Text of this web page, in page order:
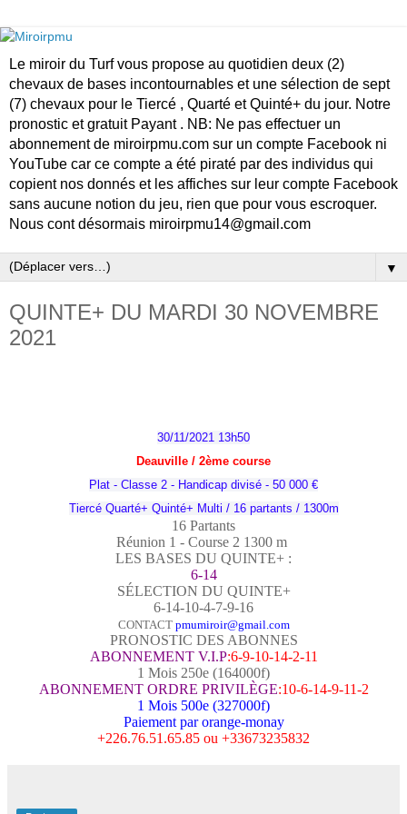
Le miroir du Turf vous propose au quotidien deux (2)
chevaux de bases incontournables et une sélection de sept
(7) chevaux pour le Tiercé , Quarté et Quinté+ du jour. Notre
pronostic et gratuit Payant . NB: Ne pas effectuer un
abonnement de miroirpmu.com sur un compte Facebook ni
YouTube car ce compte a été piraté par des individus qui
copient nos donnés et les affiches sur leur compte Facebook
sans aucune notion du jeu, rien que pour vous escroquer.
Nous cont désormais miroirpmu14@gmail.com
▼
QUINTE+ DU MARDI 30 NOVEMBRE
2021
30/11/2021 13h50
Deauville / 2ème course
Plat - Classe 2 - Handicap divisé - 50 000 €
Tiercé Quarté+ Quinté+ Multi / 16 partants / 1300m
16 Partants
Réunion 1 - Course 2 1300 m
LES BASES DU QUINTE+ :
6-14
SÉLECTION DU QUINTE+
6-14-10-4-7-9-16
CONTACT pmumiroir@gmail.com
PRONOSTIC DES ABONNES
ABONNEMENT V.I.P:6-9-10-14-2-11
1 Mois 250e (164000f)
ABONNEMENT ORDRE PRIVILÈGE:10-6-14-9-11-2
1 Mois 500e (327000f)
Paiement par orange-monay
+226.76.51.65.85 ou +33673235832